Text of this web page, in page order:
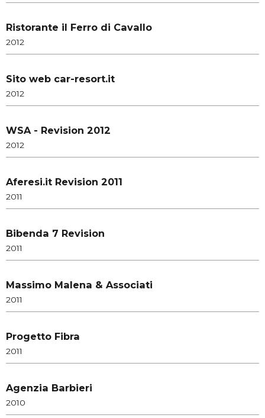
Ristorante il Ferro di Cavallo
2012
Sito web car-resort.it
2012
WSA - Revision 2012
2012
Aferesi.it Revision 2011
2011
Bibenda 7 Revision
2011
Massimo Malena & Associati
2011
Progetto Fibra
2011
Agenzia Barbieri
2010